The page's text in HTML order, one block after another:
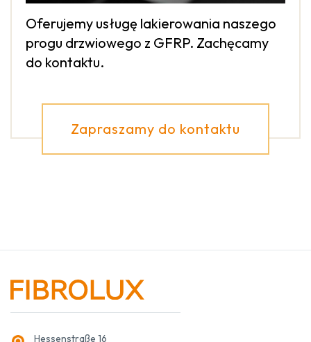
Oferujemy usługę lakierowania naszego
progu drzwiowego z GFRP. Zachęcamy
do kontaktu.
Zapraszamy do kontaktu
Hessenstraße 16